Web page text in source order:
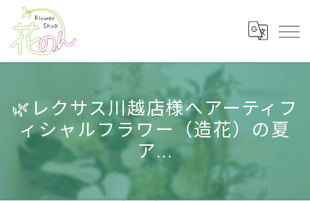
🌿レクサス川越店様へアーティフ
ィシャルフラワー（造花）の夏
ア...